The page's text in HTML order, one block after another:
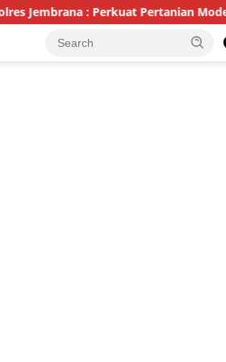
: Perkuat Pertanian Modern dan